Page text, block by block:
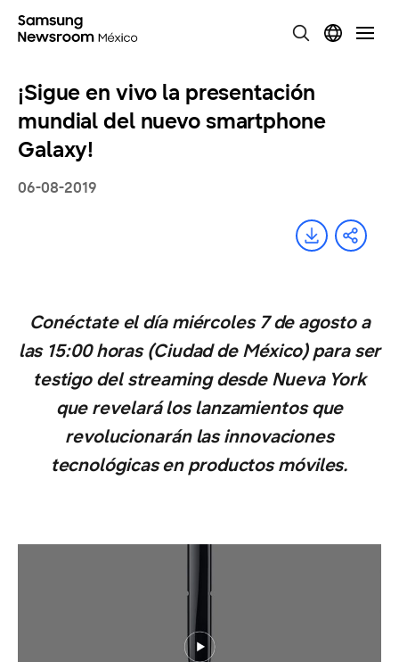
¡Sigue en vivo la presentación
mundial del nuevo smartphone
Galaxy!
06-08-2019
Conéctate el día miércoles 7 de agosto a
las 15:00 horas (Ciudad de México) para ser
testigo del streaming desde Nueva York
que revelará los lanzamientos que
revolucionarán las innovaciones
tecnológicas en productos móviles.